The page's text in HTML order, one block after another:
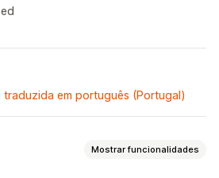
traduzida em português (Portugal)
Mostrar funcionalidades